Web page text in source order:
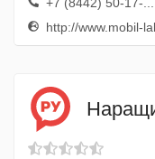
http://www.mobil-